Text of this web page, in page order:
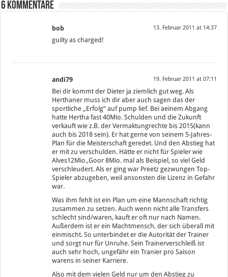
6 Kommentare
bob 13. Februar 2011 at 14:37
guilty as charged!
andi79 19. Februar 2011 at 07:11
Bei dir kommt der Dieter ja ziemlich gut weg. Als
Herthaner muss ich dir aber auch sagen das der
sportliche „Erfolg“ auf pump lief. Bei aeinem Abgang
hatte Hertha fast 40Mio. Schulden und die Zukunft
verkauft wie z.B. der Vermaktungrechte bis 2015(kann
auch bis 2018 sein). Er hat gerne von seinem 5-Jahres-
Plan für die Meisterschaft geredet. Und den Abstieg hat
er mit zu verschulden. Hätte er nicht für Spieler wie
Alves12Mio.,Goor 8Mio. mal als Beispiel, so viel Geld
verschleudert. Als er ging war Preetz gezwungen Top-
Spieler abzugeben, weil ansonsten die Lizenz in Gefahr
war.
Was ihm fehlt ist ein Plan um eine Mannschaft richtig
zusammen zu setzen. Auch wenn nicht alle Transfers
schlecht sind/waren, kauft er oft nur nach Namen.
Außerdem ist er ein Machtmensch, der sich überall mit
einmischt. So unterbindet er die Autorität der Trainer
und sorgt nur für Unruhe. Sein Trainerverschleiß ist
auch sehr hoch, ungefähr ein Tranier pro Saison
warens in seiner Karriere.
Also mit dem vielen Geld nur um den Abstieg zu